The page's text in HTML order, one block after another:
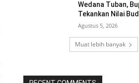
Wedana Tuban,
Tekankan Nilai
Agustus 5, 2026
Muat lebih banyak